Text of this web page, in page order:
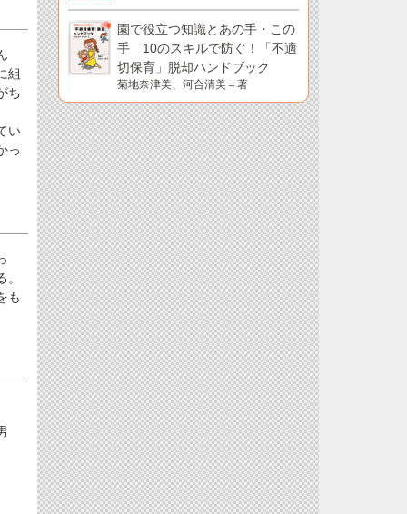
組
ち
い
っ
も
園で役立つ知識とあの手・この
手 10のスキルで防ぐ！「不適
切保育」脱却ハンドブック
菊地奈津美、河合清美＝著